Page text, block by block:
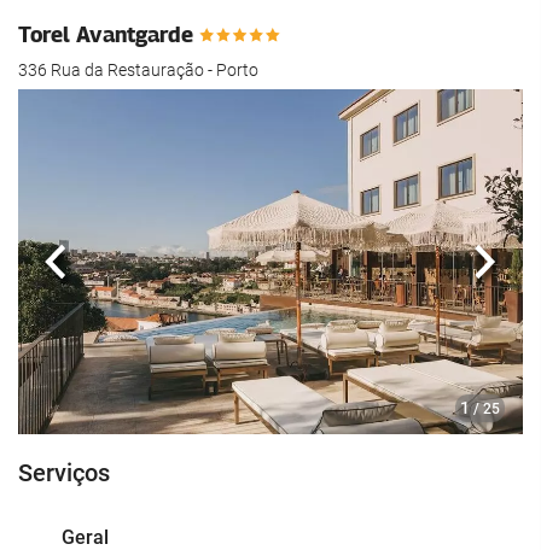
Torel Avantgarde
336 Rua da Restauração - Porto
1 / 25
Anterior
Serviços
Geral